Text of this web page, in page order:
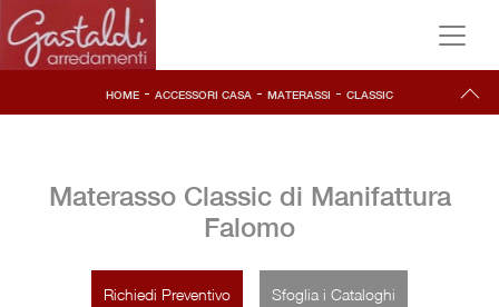
HOME - ACCESSORI CASA - MATERASSI - CLASSIC
Materasso Classic di Manifattura
Falomo
Richiedi Preventivo Sfoglia i Cataloghi